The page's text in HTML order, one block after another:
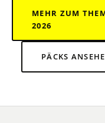
MEHR ZUM
2026
PÄCKS